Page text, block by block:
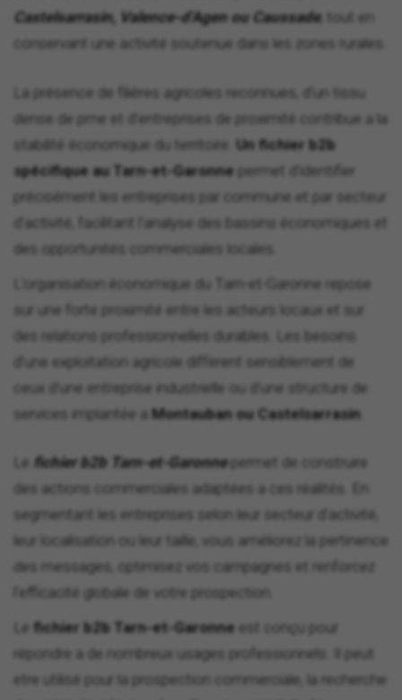
Castelsarrasin, Valence-d'Agen ou Caussade, tout en
conservant une activité soutenue dans les zones rurales.
La présence de filières agricoles reconnues, d'un tissu
dense de pme et d'entreprises de proximité contribue a la
stabilité économique du territoire. Un fichier b2b
spécifique au Tarn-et-Garonne permet d'identifier
précisément les entreprises par commune et par secteur
d'activité, facilitant l'analyse des bassins économiques et
des opportunités commerciales locales.
L'organisation économique du Tarn-et-Garonne repose
sur une forte proximité entre les acteurs locaux et sur
des relations professionnelles durables. Les besoins
d'une exploitation agricole diffèrent sensiblement de
ceux d'une entreprise industrielle ou d'une structure de
services implantée a Montauban ou Castelsarrasin
Le fichier b2b Tarn-et-Garonnepermet de construire
des actions commerciales adaptées a ces réalités. En
segmentant les entreprises selon leur secteur d'activité,
leur localisation ou leur taille, vous améliorez la pertinence
des messages, optimisez vos campagnes et renforcez
l'efficacité globale de votre prospection.
Le fichier b2b Tarn-et-Garonne est conçu pour
répondre a de nombreux usages professionnels. Il peut
etre utilisé pour la prospection commerciale, la recherche